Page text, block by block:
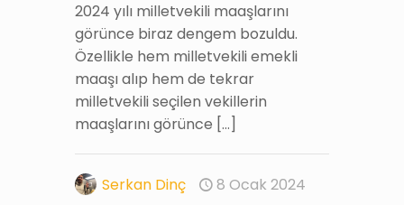
2024 yılı milletvekili maaşlarını
görünce biraz dengem bozuldu.
Özellikle hem milletvekili emekli
maaşı alıp hem de tekrar
milletvekili seçilen vekillerin
maaşlarını görünce […]
Serkan Dinç 8 Ocak 2024